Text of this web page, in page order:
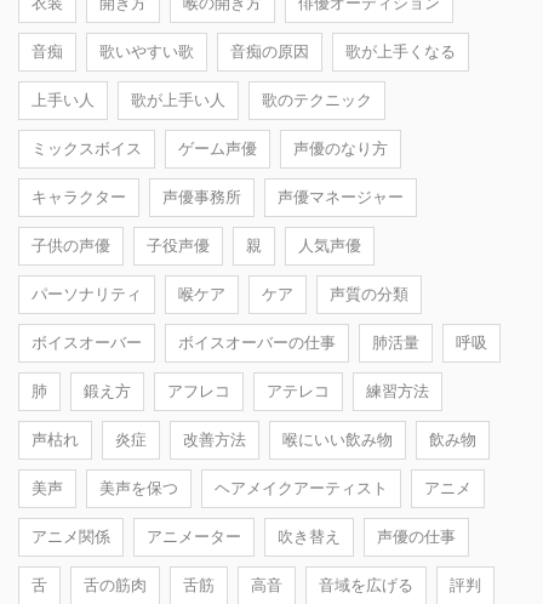
音痴 歌いやすい歌 音痴の原因 歌が上手くなる
上手い人 歌が上手い人 歌のテクニック
ミックスボイス ゲーム声優 声優のなり方
キャラクター 声優事務所 声優マネージャー
子供の声優 子役声優 親 人気声優
パーソナリティ 喉ケア ケア 声質の分類
ボイスオーバー ボイスオーバーの仕事 肺活量 呼吸
肺 鍛え方 アフレコ アテレコ 練習方法
声枯れ 炎症 改善方法 喉にいい飲み物 飲み物
美声 美声を保つ ヘアメイクアーティスト アニメ
アニメ関係 アニメーター 吹き替え 声優の仕事
舌 舌の筋肉 舌筋 高音 音域を広げる 評判